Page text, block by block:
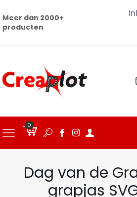
Meer dan 2000+
producten
0
Dag van de
grapjas